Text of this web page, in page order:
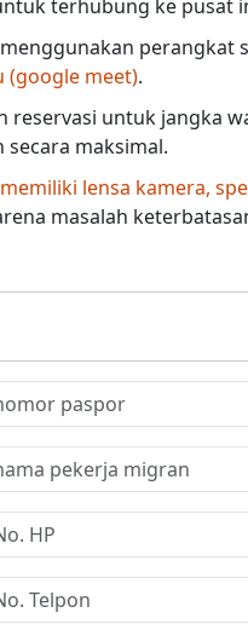
terhubung ke pusat
perangkat
(google meet).
reservasi untuk jangka
secara maksimal.
lensa kamera,
masalah